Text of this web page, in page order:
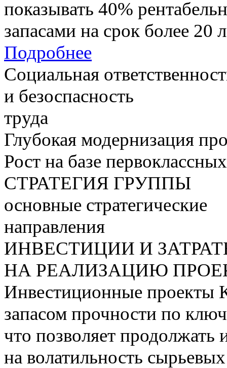
показывать 40%
запасами на срок более 20
Подробнее
Социальная
и безоспасность
труда
Глубокая модернизация
Рост на базе
СТРАТЕГИЯ ГРУППЫ
основные стратегические
направления
ИНВЕСТИЦИИ И
НА РЕАЛИЗАЦИЮ
Инвестиционные проекты
запасом прочности по
что позволяет продолжать
на волатильность